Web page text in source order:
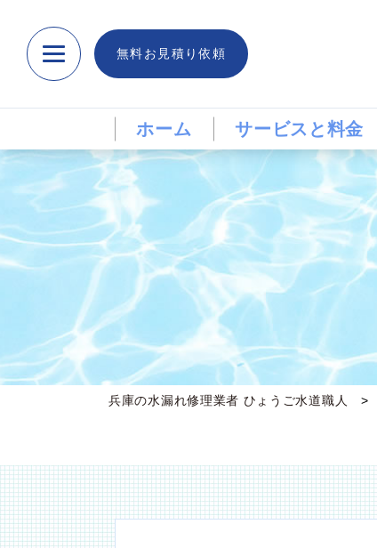
無料お見積り依頼
ホーム サービスと料金
兵庫の水漏れ修理業者 ひょうご水道職人